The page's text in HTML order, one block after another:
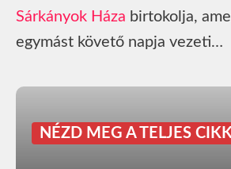
Sárkányok Háza birtokolja,
egymást követő napja vezeti…
NÉZD MEG A TELJES